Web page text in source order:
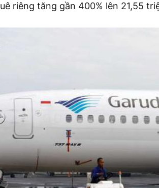
riêng tăng gần 400% lên 21,55